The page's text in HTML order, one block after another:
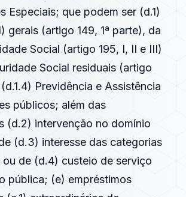
Especiais; que podem ser (d.1)
gerais (artigo 149, 1ª parte), da
Social (artigo 195, I, II e III)
Social residuais (artigo
Previdência e Assistência
públicos; além das
(d.2) intervenção no domínio
(d.3) interesse das categorias
de (d.4) custeio de serviço
pública; (e) empréstimos